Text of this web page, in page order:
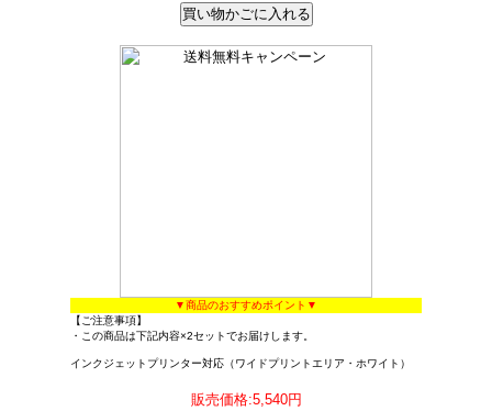
▼商品のおすすめポイント▼
【ご注意事項】
・この商品は下記内容×2セットでお届けします。
インクジェットプリンター対応（ワイドプリントエリア・ホワイト）
販売価格:5,540円